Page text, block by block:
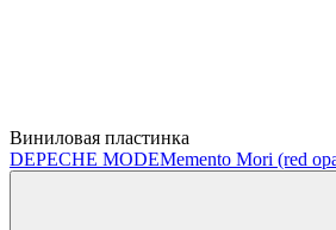
Виниловая пластинка
DEPECHE MODEMemento Mori (red